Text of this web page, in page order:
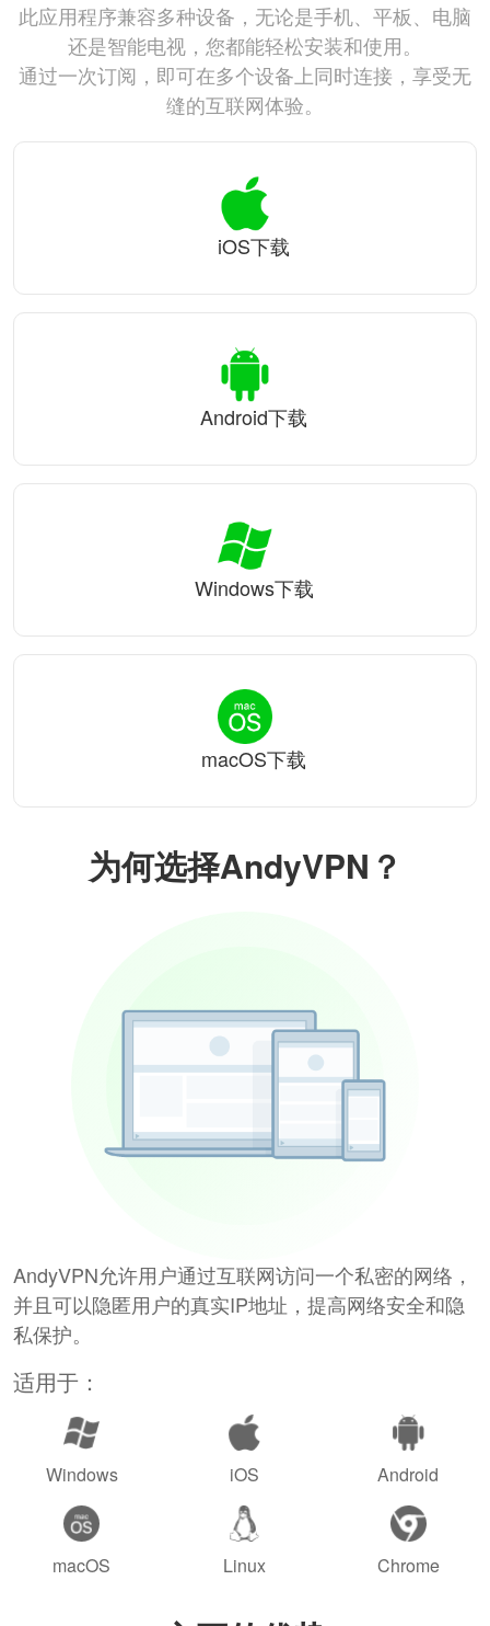
为何选择AndyVPN？
AndyVPN允许用户通过互联网访问一个私密的网络，
并且可以隐匿用户的真实IP地址，提高网络安全和隐
私保护。
适用于：
Windows iOS Android
macOS Linux Chrome
此应用程序兼容多种设备，无论是手机、平板、电脑
还是智能电视，您都能轻松安装和使用。
通过一次订阅，即可在多个设备上同时连接，享受无
缝的互联网体验。
iOS下载
Android下载
Windows下载
macOS下载